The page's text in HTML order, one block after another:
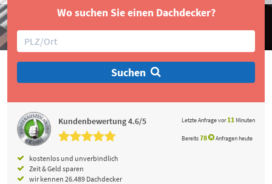
Wo suchen Sie einen Dachdecker?
Suchen
Kundenbewertung 4.6/5 Letzte Anfrage vor11 Minuten
Bereits78 Anfragen heute
kostenlos und unverbindlich
Zeit & Geld sparen
wir kennen 26.489 Dachdecker